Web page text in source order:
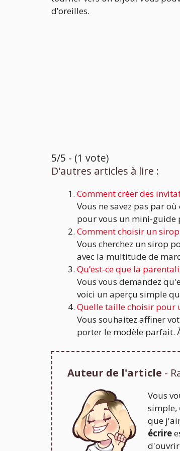
d’oreilles.
5/5 - (1 vote)
D'autres articles à lire :
Comment créer des
Vous ne savez pas par
pour vous un mini-guide
Comment choisir un
Vous cherchez un sirop
avec la multitude de
Qu’est-ce que la
Vous vous demandez
voici un aperçu simple
Quelle taille choisir pour
Vous souhaitez affiner
porter le modèle parfait.
Auteur de l'article -
Vous
simple,
que
écrire